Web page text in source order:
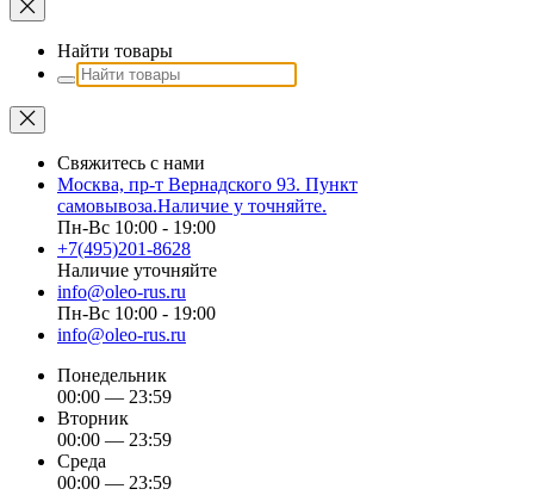
Найти товары
Свяжитесь с нами
Москва, пр-т Вернадского 93. Пункт
самовывоза.Наличие у точняйте.
Пн-Вс 10:00 - 19:00
+7(495)201-8628
Наличие уточняйте
info@oleo-rus.ru
Пн-Вс 10:00 - 19:00
info@oleo-rus.ru
Понедельник
00:00 — 23:59
Вторник
00:00 — 23:59
Среда
00:00 — 23:59